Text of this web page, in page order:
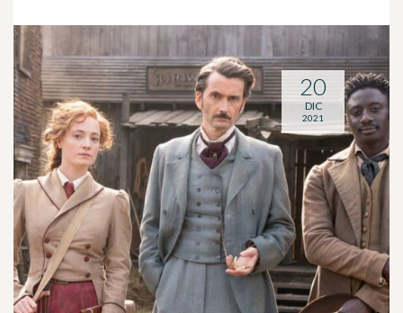
20
DIC
2021